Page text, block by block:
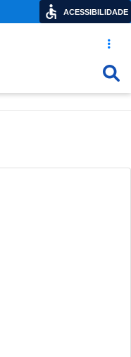
Acesso
ACESSIBILIDADE